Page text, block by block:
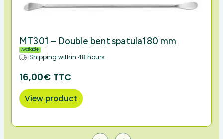
MT301 – Double bent spatula180 mm
Available
Shipping within 48 hours
16,00€ TTC
View product